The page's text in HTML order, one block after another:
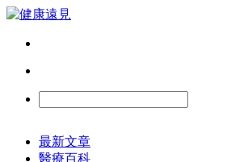
最新文章
醫療百科